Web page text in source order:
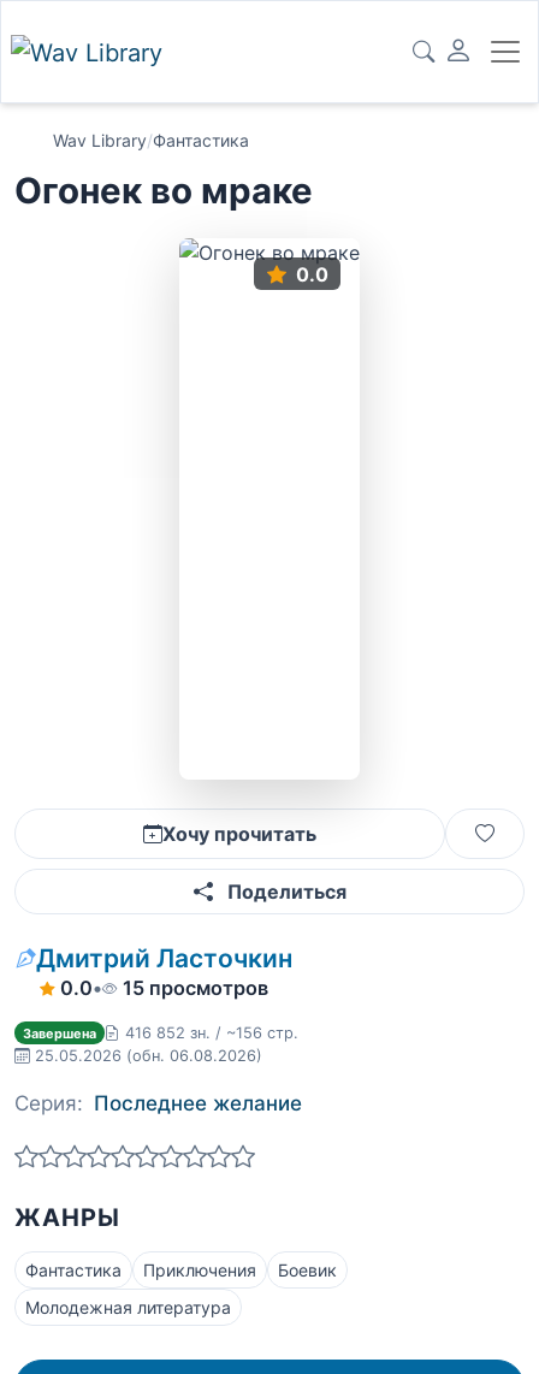
Wav Library/Фантастика
Огонек во мраке
0.0
Хочу прочитать
Поделиться
Дмитрий Ласточкин
0.0• 15 просмотров
Завершена
416 852 зн. / ~156 стр.
25.05.2026 (обн. 06.08.2026)
Серия: Последнее желание
ЖАНРЫ
Фантастика Приключения
Боевик
Молодежная литература